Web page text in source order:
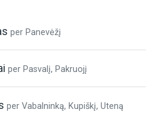
per Panevėžį
per Pasvalį, Pakruojį
per Vabalninką, Kupiškį, Uteną